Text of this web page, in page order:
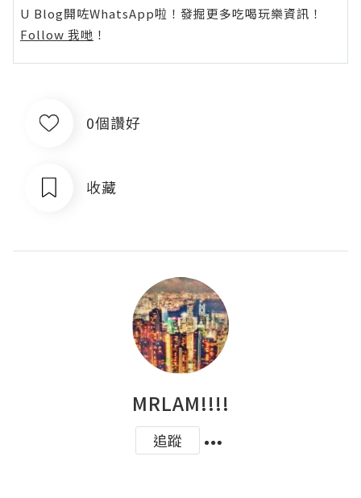
U Blog開咗WhatsApp啦！發掘更多吃喝玩樂資訊！
Follow 我哋 ！
0個讚好
收藏
MRLAM!!!!
追蹤